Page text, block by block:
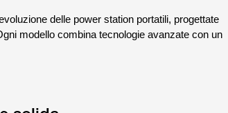
delle power station portatili, progettate
modello combina tecnologie avanzate con un